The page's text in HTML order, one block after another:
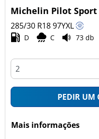
Michelin Pilot Sport
285/30 R1897YXL
D C 73 db
PEDIR UM
Mais informações